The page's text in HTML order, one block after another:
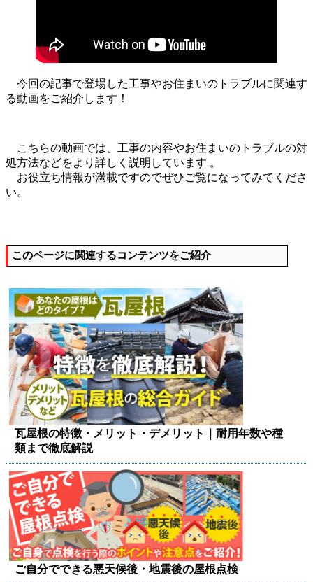
今回の記事で登場した工事やお住まいのトラブルに関連す
る動画をご紹介します！
こちらの動画では、工事の内容やお住まいのトラブルの対
処方法などをより詳しく説明しています 。
お役立ち情報が満載ですのでぜひご覧になってみてくださ
い。
このページに関連するコンテンツをご紹介
瓦屋根の特徴・メリット・デメリット｜耐用年数や種
類まで徹底解説
ご自分でできる悪天候後・地震後の屋根点検